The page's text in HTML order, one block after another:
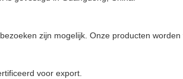
zijn mogelijk. Onze producten
voor export.